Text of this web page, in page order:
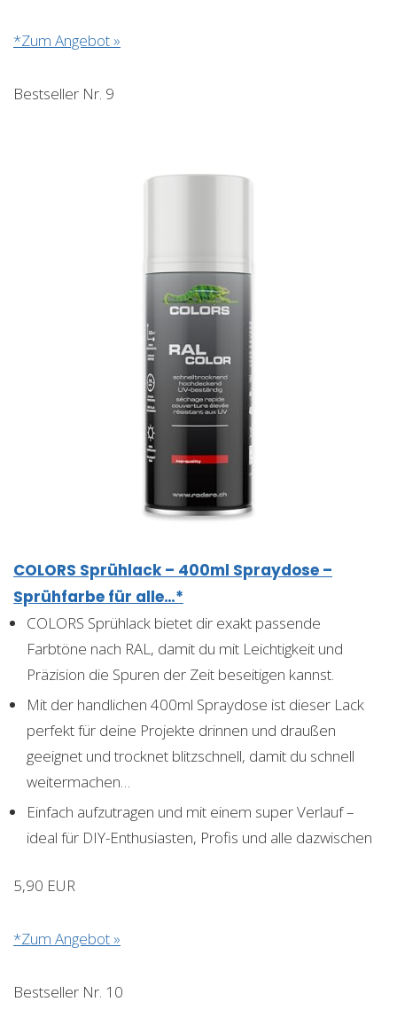
*Zum Angebot »
Bestseller Nr. 9
COLORS Sprühlack – 400ml Spraydose –
Sprühfarbe für alle…*
COLORS Sprühlack bietet dir exakt passende
Farbtöne nach RAL, damit du mit Leichtigkeit und
Präzision die Spuren der Zeit beseitigen kannst.
Mit der handlichen 400ml Spraydose ist dieser Lack
perfekt für deine Projekte drinnen und draußen
geeignet und trocknet blitzschnell, damit du schnell
weitermachen…
Einfach aufzutragen und mit einem super Verlauf –
ideal für DIY-Enthusiasten, Profis und alle dazwischen
5,90 EUR
*Zum Angebot »
Bestseller Nr. 10